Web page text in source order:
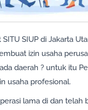
SITU SIUP di Jakarta
izin usaha
daerah ? untuk itu
usaha profesional.
lama di dan telah